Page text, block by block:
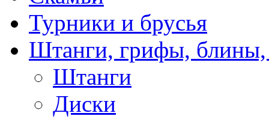
Турники и брусья
Штанги, грифы, блины,
Штанги
Диски